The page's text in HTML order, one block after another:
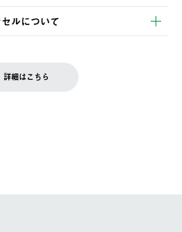
ので、木曜日以降のご注文は週明け
す。
料は、お客様ご負担とさせていただ
だき、ご希望商品を再注文してくだ
ルについて
、会員マイページ内 購入履歴画面に
詳細はこちら